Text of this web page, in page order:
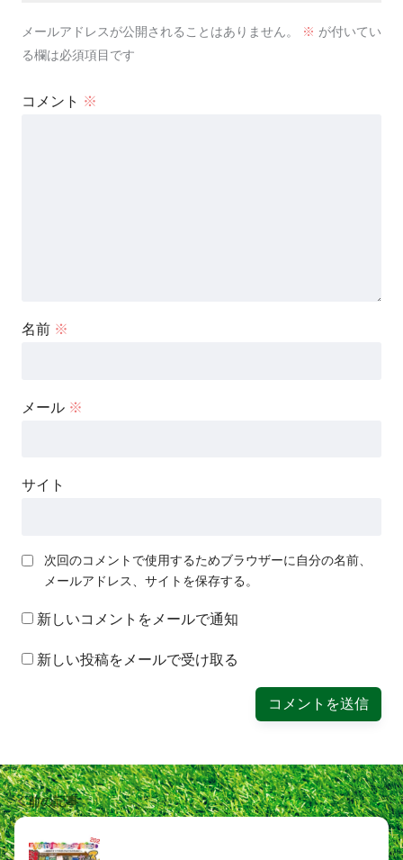
メールアドレスが公開されることはありません。 ※ が付いてい
る欄は必須項目です
コメント ※
名前 ※
メール ※
サイト
次回のコメントで使用するためブラウザーに自分の名前、
メールアドレス、サイトを保存する。
新しいコメントをメールで通知
新しい投稿をメールで受け取る
前の記事